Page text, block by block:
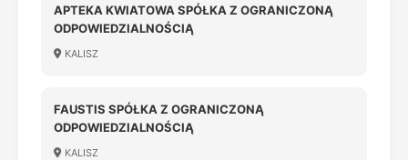
APTEKA KWIATOWA SPÓŁKA Z OGRANICZONĄ
ODPOWIEDZIALNOŚCIĄ
KALISZ
FAUSTIS SPÓŁKA Z OGRANICZONĄ
ODPOWIEDZIALNOŚCIĄ
KALISZ